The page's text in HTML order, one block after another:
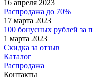
16 апреля 2023
Распродажа до 70%
17 марта 2023
100 бонусных рублей за
1 марта 2023
Скидка за отзыв
Каталог
Распродажа
Контакты